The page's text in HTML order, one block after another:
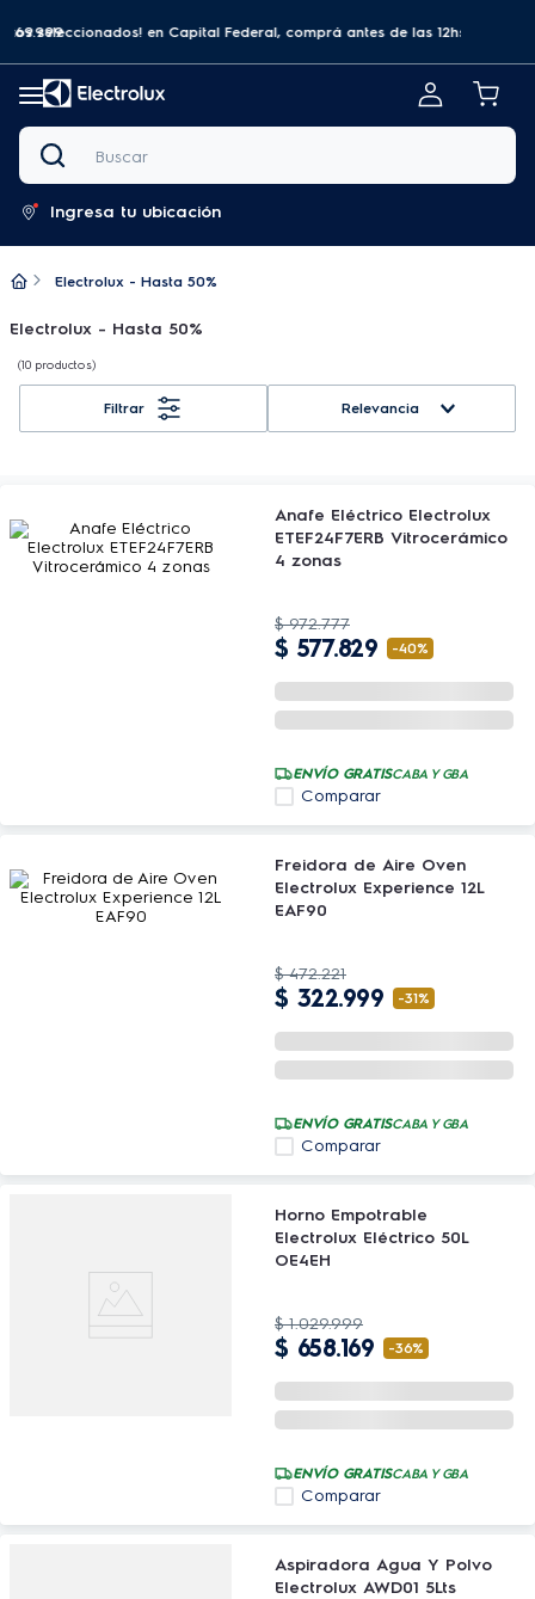
$69.999seleccionados! en Capital Federal, comprá antes de las 12hs y
Buscar
Ingresa tu ubicación
Electrolux - Hasta 50%
Electrolux - Hasta 50%
10 productos
Relevancia
Anafe Eléctrico Electrolux
ETEF24F7ERB Vitrocerámico
4 zonas
$ 972.777
$ 577.829 -40%
ENVÍO GRATISCABA Y GBA
Comparar
Freidora de Aire Oven
Electrolux Experience 12L
EAF90
$ 472.221
$ 322.999 -31%
ENVÍO GRATISCABA Y GBA
Comparar
Horno Empotrable
Electrolux Eléctrico 50L
OE4EH
$ 1.029.999
$ 658.169 -36%
ENVÍO GRATISCABA Y GBA
Comparar
Aspiradora Agua Y Polvo
Electrolux AWD01 5Lts